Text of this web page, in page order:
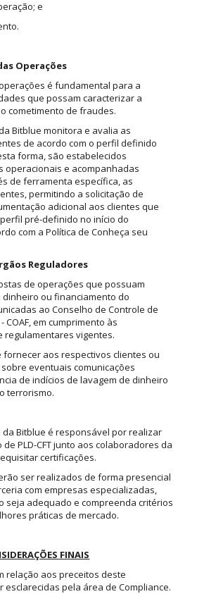
e
Operações
é fundamental para a
que possam caracterizar a
cometimento de fraudes.
Bitblue monitora e avalia as
de acordo com o perfil definido
forma, são estabelecidos
operacionais e acompanhadas
de ferramenta específica, as
permitindo a solicitação de
adicional aos clientes que
pré-definido no início do
com a Política de Conheça seu
Reguladores
de operações que possuam
ou financiamento do
ao Conselho de Controle de
COAF, em cumprimento às
regulamentares vigentes.
fornecer aos respectivos clientes ou
eventuais comunicações
de indícios de lavagem de dinheiro
terrorismo.
da Bitblue é responsável por realizar
PLD-CFT junto aos colaboradores da
certificações.
ser realizados de forma presencial
com empresas especializadas,
seja adequado e compreenda critérios
práticas de mercado.
FINAIS
relação aos preceitos deste
esclarecidas pela área de Compliance.